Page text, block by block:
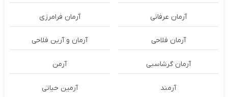
آرمان عرفانی آرمان فرامرزی
آرمان فلاحی آرمان و آرین فلاحی
آرمان گرشاسبی آرمن
آرمند آرمین حیاتی